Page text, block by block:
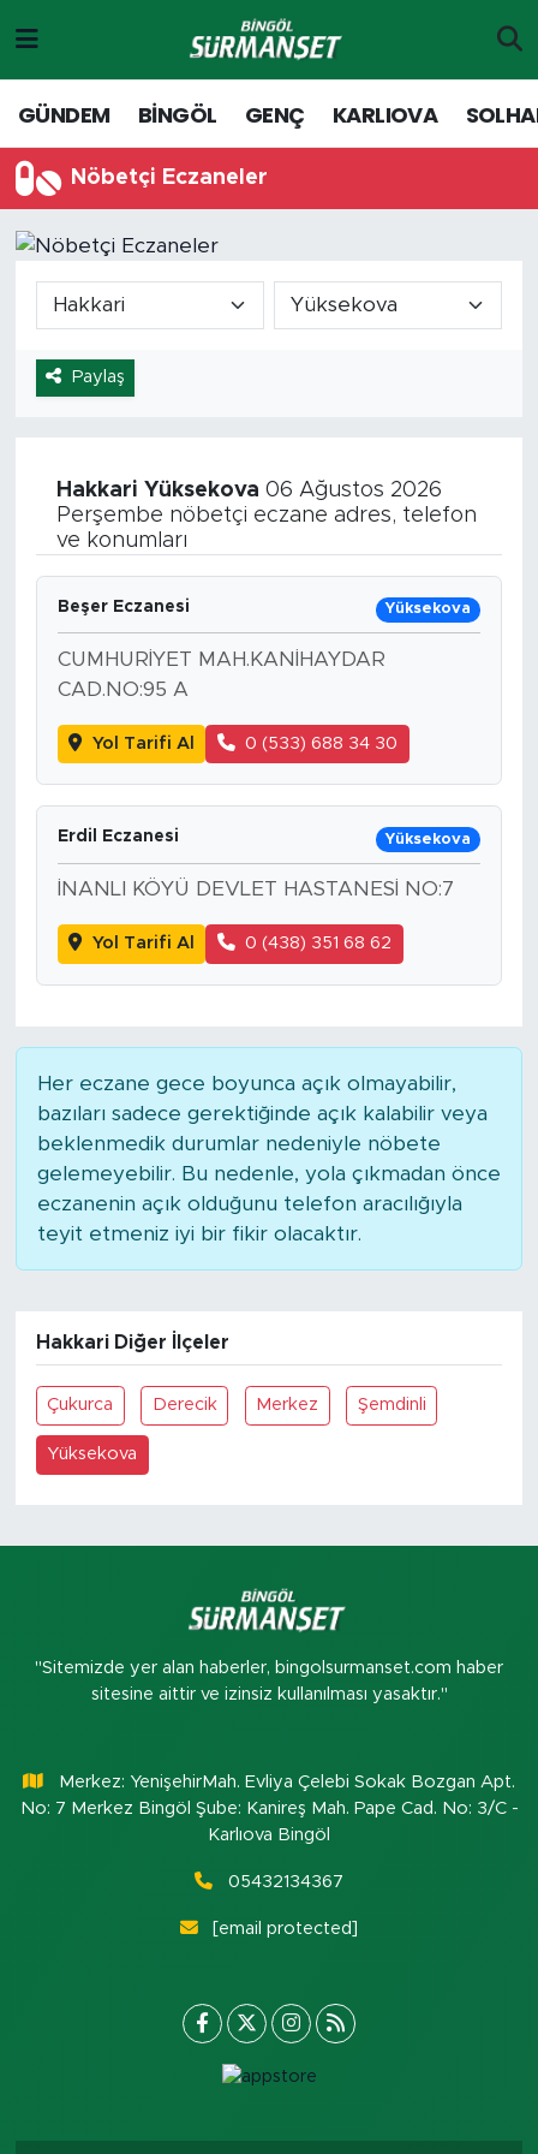
GÜNDEM BİNGÖL GENÇ KARLIOVA
Nöbetçi Eczaneler
Paylaş
Hakkari Yüksekova 06 Ağustos 2026
Perşembe nöbetçi eczane adres, telefon
ve konumları
Beşer Eczanesi Yüksekova
CUMHURİYET MAH.KANİHAYDAR
CAD.NO:95 A
Yol Tarifi Al 0 (533) 688 34 30
Erdil Eczanesi Yüksekova
İNANLI KÖYÜ DEVLET HASTANESİ NO:7
Yol Tarifi Al 0 (438) 351 68 62
Her eczane gece boyunca açık olmayabilir,
bazıları sadece gerektiğinde açık kalabilir veya
beklenmedik durumlar nedeniyle nöbete
gelemeyebilir. Bu nedenle, yola çıkmadan önce
eczanenin açık olduğunu telefon aracılığıyla
teyit etmeniz iyi bir fikir olacaktır.
Hakkari Diğer İlçeler
Çukurca Derecik Merkez Şemdinli
Yüksekova
"Sitemizde yer alan haberler, bingolsurmanset.com haber
sitesine aittir ve izinsiz kullanılması yasaktır."
Merkez: YenişehirMah. Evliya Çelebi Sokak Bozgan Apt.
No: 7 Merkez Bingöl Şube: Kanireş Mah. Pape Cad. No: 3/C -
Karlıova Bingöl
05432134367
[email protected]
Genç
Solhan
Adaklı-Kiğı
Yayladere-Yedisu
Siyaset
Spor
Eğitim
Ekonomi
Hava Durumu
Tavz Der
Merkez Hava Durumu
Merkez Trafik Yoğunluk Haritası
Tüm Manşetler
Son Dakika Haberleri